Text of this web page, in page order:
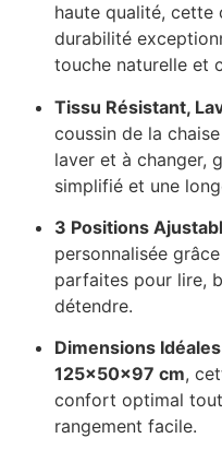
haute qualité, cette
durabilité
touche naturelle et
Tissu Résistant,
coussin de la
laver et à changer,
simplifié et une
3 Positions
personnalisée
parfaites pour lire,
détendre.
Dimensions Idéales
125x50x97 cm,
confort optimal
rangement facile.